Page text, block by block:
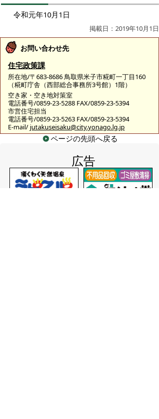
令和元年10月1日
掲載日：2019年10月1日
お問い合わせ先
住宅政策課
所在地/〒683-8686 鳥取県米子市糀町一丁目160
（糀町庁舎（西部総合事務所3号館）1階）
空き家・空き地対策室
電話番号/0859-23-5288 FAX/0859-23-5394
市営住宅担当
電話番号/0859-23-5263 FAX/0859-23-5394
E-mail/ jutakuseisaku@city.yonago.lg.jp
ページの先頭へ戻る
広告